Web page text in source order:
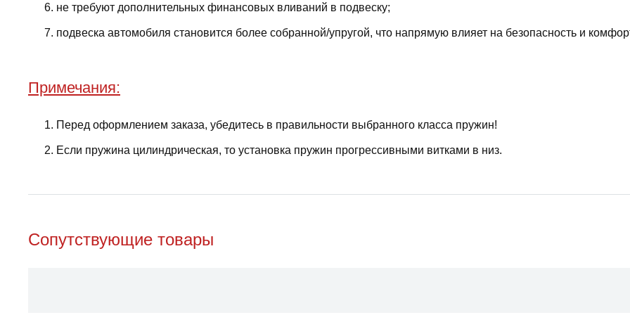
не требуют дополнительных финансовых вливаний в подвеску;
подвеска автомобиля становится более собранной/упругой, что напрямую влияет на безопасность и
Примечания:
Перед оформлением заказа, убедитесь в правильности выбранного класса пружин!
Если пружина цилиндрическая, то установка пружин прогрессивными витками в низ.
Сопутствующие товары